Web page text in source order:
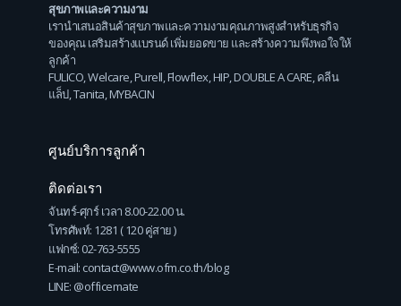
สุขภาพและความงาม
เรานำเสนอสินค้าสุขภาพและความงามคุณภาพสูงสำหรับธุรกิจ
ของคุณ เสริมสร้างแบรนด์ เพิ่มยอดขาย และสร้างความพึงพอใจให้
ลูกค้า
FULICO,Welcare,Purell,Flowflex,HIP,DOUBLE A CARE,คลีน
แล็ป,Tanita,MYBACIN
ศูนย์บริการลูกค้า
ติดต่อเรา
จันทร์-ศุกร์ เวลา 8.00-22.00 น.
โทรศัพท์: 1281 ( 120 คู่สาย )
แฟกซ์: 02-763-5555
E-mail: contact@www.ofm.co.th/blog
LINE: @officemate